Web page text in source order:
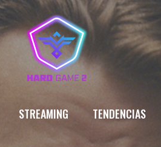
STREAMING TENDENCIAS